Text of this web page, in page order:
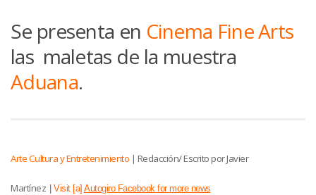
Se presenta en Cinema Fine Arts
las maletas de la muestra
Aduana.
Arte Cultura y Entretenimiento | Redacción/ Escrito por Javier
Martínez Visit [a] Autogiro Facebook for more news